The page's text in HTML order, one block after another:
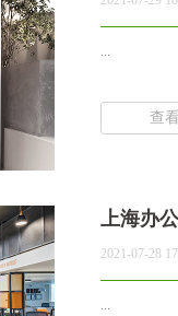
...
查
上海办
2021-07-28
...